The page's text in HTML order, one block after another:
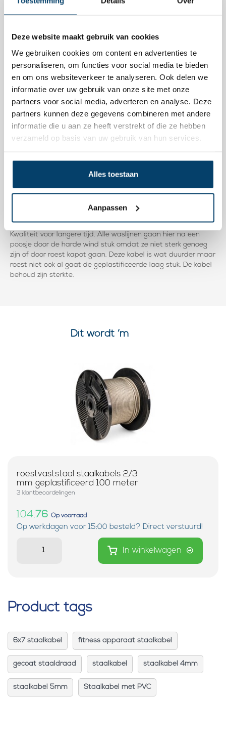
Deze website maakt gebruik van cookies
We gebruiken cookies om content en advertenties te
personaliseren, om functies voor social media te bieden
en om ons websiteverkeer te analyseren. Ook delen we
informatie over uw gebruik van onze site met onze
partners voor social media, adverteren en analyse. Deze
partners kunnen deze gegevens combineren met andere
informatie die u aan ze heeft verstrekt of die ze hebben
verzameld op basis van uw gebruik van hun services.
Alles toestaan
Aanpassen
21, Aug, 2014
Geplastificeerde staalkabel.
Vooraf informatie omtrent het product opgevraagd. Zeer snel
antwoord via mail en daarna een zeer snelle levering. Mijn
complimenten voor deze efficiënte manier van werken!
Rene W.
30, Apr, 2014
Levering binnen een paar uur. Top.
Kwaliteit voor langere tijd. Alle waslijnen gaan hier na een
poosje door de harde wind stuk omdat ze niet sterk genoeg
zijn of door roest kapot gaan. Deze kabel is wat duurder maar
roest niet ook al gaat de geplastificeerde laag stuk. De kabel
behoud zijn sterkte.
Dit wordt ‘m
roestvaststaal staalkabels 2/3
mm geplastificeerd 100 meter
3 klantbeoordelingen
104,76 Op voorraad
Op werkdagen voor 15:00 besteld? Direct verstuurd!
In winkelwagen
Product tags
6x7 staalkabel fitness apparaat staalkabel
gecoat staaldraad staalkabel staalkabel 4mm
staalkabel 5mm Staalkabel met PVC